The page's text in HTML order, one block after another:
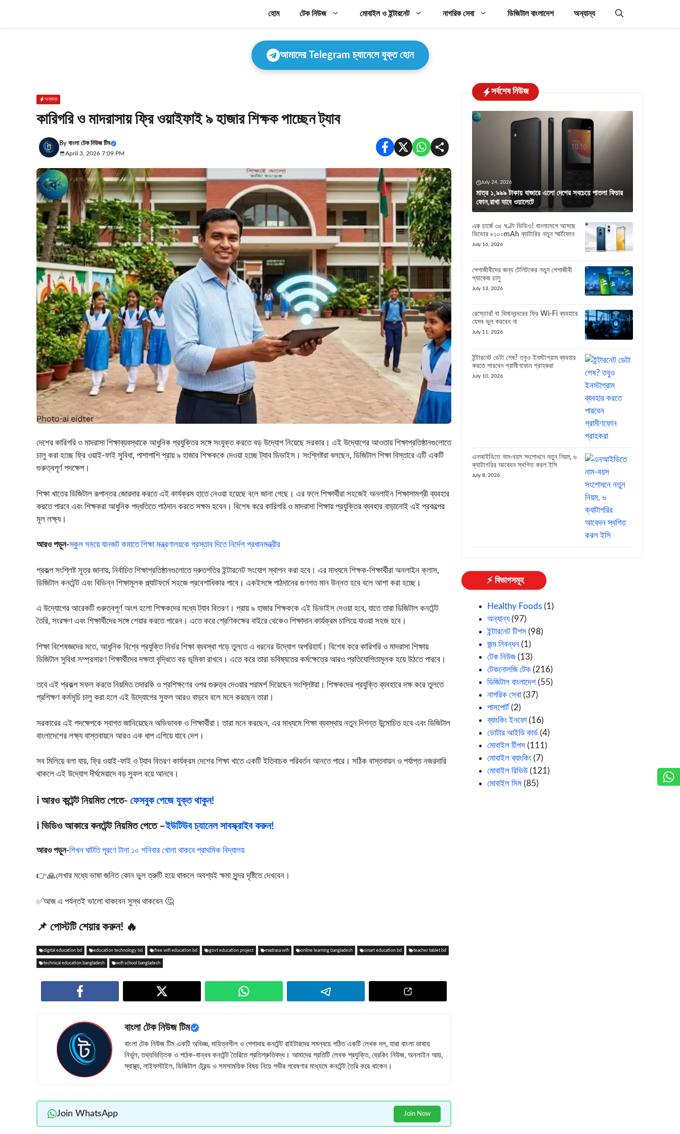
content
হোম টেক নিউজ মোবাইল ও ইন্টারনেট নাগরিক সেবা ডিজিটাল বাংলাদেশ অন্যান্য
আমাদের Telegram চ্যানেলে যুক্ত হোন
অন্যান্য
কারিগরি ও মাদরাসায় ফ্রি ওয়াইফাই ৯ হাজার শিক্ষক পাচ্ছেন ট্যাব
By বাংলা টেক নিউজ টিম
April 3, 2026 7:09 PM
দেশের কারিগরি ও মাদরাসা শিক্ষাব্যবস্থাকে আধুনিক প্রযুক্তির সঙ্গে সংযুক্ত করতে বড় উদ্যোগ নিয়েছে সরকার। এই উদ্যোগের আওতায় শিক্ষাপ্রতিষ্ঠানগুলোতে
চালু করা হচ্ছে ফ্রি ওয়াই-ফাই সুবিধা, পাশাপাশি প্রায় ৯ হাজার শিক্ষককে দেওয়া হচ্ছে ট্যাব ডিভাইস। সংশ্লিষ্টরা বলছেন, ডিজিটাল শিক্ষা বিস্তারে এটি একটি
গুরুত্বপূর্ণ পদক্ষেপ।
শিক্ষা খাতের ডিজিটাল রূপান্তর জোরদার করতে এই কার্যক্রম হাতে নেওয়া হয়েছে বলে জানা গেছে। এর ফলে শিক্ষার্থীরা সহজেই অনলাইন শিক্ষাসামগ্রী ব্যবহার
করতে পারবে এবং শিক্ষকরা আধুনিক পদ্ধতিতে পাঠদান করতে সক্ষম হবেন। বিশেষ করে কারিগরি ও মাদরাসা শিক্ষায় প্রযুক্তির ব্যবহার বাড়ানোই এই প্রকল্পের
মূল লক্ষ্য।
আরও পড়ুন-স্কুল সময়ে যানজট কমাতে শিক্ষা মন্ত্রণালয়কে প্রস্তাব দিতে নির্দেশ প্রধানমন্ত্রীর
প্রকল্প সংশ্লিষ্ট সূত্র জানায়, নির্বাচিত শিক্ষাপ্রতিষ্ঠানগুলোতে দ্রুতগতির ইন্টারনেট সংযোগ স্থাপন করা হবে। এর মাধ্যমে শিক্ষক-শিক্ষার্থীরা অনলাইন ক্লাস,
ডিজিটাল কনটেন্ট এবং বিভিন্ন শিক্ষামূলক প্ল্যাটফর্মে সহজে প্রবেশাধিকার পাবে। একইসঙ্গে পাঠদানের গুণগত মান উন্নত হবে বলে আশা করা হচ্ছে।
এ উদ্যোগের আরেকটি গুরুত্বপূর্ণ অংশ হলো শিক্ষকদের মধ্যে ট্যাব বিতরণ। প্রায় ৯ হাজার শিক্ষককে এই ডিভাইস দেওয়া হবে, যাতে তারা ডিজিটাল কনটেন্ট
তৈরি, সংরক্ষণ এবং শিক্ষার্থীদের সঙ্গে শেয়ার করতে পারেন। এতে করে শ্রেণিকক্ষের বাইরে থেকেও শিক্ষাদান কার্যক্রম চালিয়ে যাওয়া সহজ হবে।
শিক্ষা বিশেষজ্ঞদের মতে, আধুনিক বিশ্বে প্রযুক্তি নির্ভর শিক্ষা ব্যবস্থা গড়ে তুলতে এ ধরনের উদ্যোগ অপরিহার্য। বিশেষ করে কারিগরি ও মাদরাসা শিক্ষায়
ডিজিটাল সুবিধা সম্প্রসারণ শিক্ষার্থীদের দক্ষতা বৃদ্ধিতে বড় ভূমিকা রাখবে। এতে করে তারা ভবিষ্যতের কর্মক্ষেত্রে আরও প্রতিযোগিতামূলক হয়ে উঠতে পারবে।
তবে এই প্রকল্প সফল করতে নিয়মিত তদারকি ও প্রশিক্ষণের ওপর গুরুত্ব দেওয়ার পরামর্শ দিয়েছেন সংশ্লিষ্টরা। শিক্ষকদের প্রযুক্তি ব্যবহারে দক্ষ করে তুলতে
প্রশিক্ষণ কর্মসূচি চালু করা হলে এই উদ্যোগের সুফল আরও বাড়বে বলে মনে করছেন তারা।
সরকারের এই পদক্ষেপকে স্বাগত জানিয়েছেন অভিভাবক ও শিক্ষার্থীরা। তারা মনে করছেন, এর মাধ্যমে শিক্ষা ব্যবস্থায় নতুন দিগন্ত উন্মোচিত হবে এবং ডিজিটাল
বাংলাদেশের লক্ষ্য বাস্তবায়নে আরও এক ধাপ এগিয়ে যাবে দেশ।
সব মিলিয়ে বলা যায়, ফ্রি ওয়াই-ফাই ও ট্যাব বিতরণ কার্যক্রম দেশের শিক্ষা খাতে একটি ইতিবাচক পরিবর্তন আনতে পারে। সঠিক বাস্তবায়ন ও পর্যাপ্ত নজরদারি
থাকলে এই উদ্যোগ দীর্ঘমেয়াদে বড় সুফল বয়ে আনবে।
ℹ️ আরও কন্টেন্ট নিয়মিত পেতে- ফেসবুক পেজে যুক্ত থাকুন!
ℹ️ ভিডিও আকারে কনটেন্ট নিয়মিত পেতে –ইউটিউব চ্যানেল সাবস্ক্রাইব করুন!
আরও পড়ুন-শিখন ঘাটতি পূরণে টানা ১০ শনিবার খোলা থাকবে প্রাথমিক বিদ্যালয়
👉🙏লেখার মধ্যে ভাষা জনিত কোন ভুল ত্রুটি হয়ে থাকলে অবশ্যই ক্ষমা সুন্দর দৃষ্টিতে দেখবেন।
✅আজ এ পর্যন্তই ভালো থাকবেন সুস্থ থাকবেন 🤔
📌 পোস্টটি শেয়ার করুন! 🔥
digital education bd education technology bd free wifi education bd govt education project madrasa wifi online learning bangladesh smart education bd teacher tablet bd
technical education bangladesh wifi school bangladesh
বাংলা টেক নিউজ টিম
বাংলা টেক নিউজ টিম একটি অভিজ্ঞ, দায়িত্বশীল ও পেশাদার কনটেন্ট রাইটারদের সমন্বয়ে গঠিত একটি লেখক দল, যারা বাংলা ভাষায়
নির্ভুল, তথ্যভিত্তিক ও পাঠক-বান্ধব কনটেন্ট তৈরিতে প্রতিশ্রুতিবদ্ধ। আমাদের প্রতিটি লেখক প্রযুক্তি, ব্রেকিং নিউজ, অনলাইন আয়,
স্বাস্থ্য, লাইফস্টাইল, ডিজিটাল ট্রেন্ড ও সমসাময়িক বিষয় নিয়ে গভীর গবেষণার মাধ্যমে কনটেন্ট তৈরি করে থাকেন।
Join WhatsApp Join Now
সর্বশেষ নিউজ
July 24, 2026
মাত্র ১,৯৯৯ টাকায় বাজারে এলো দেশের সবচেয়ে পাতলা ফিচার
ফোন,রাখা যাবে ওয়ালেটে
এক চার্জে ৩৫ ঘণ্টা ভিডিও! বাংলাদেশে আসছে
ভিভোর ৮১০০mAh ব্যাটারির নতুন স্মার্টফোন
July 16, 2026
পেশাজীবীদের জন্য টেলিটকের নতুন পেশাজীবী
প্যাকেজ চালু
July 13, 2026
রেস্তোরাঁ বা বিমানবন্দরের ফ্রি Wi-Fi ব্যবহারে
যেসব ভুল করবেন না
July 11, 2026
ইন্টারনেট ডেটা শেষ? তবুও ইনস্টাগ্রাম ব্যবহার
করতে পারবেন গ্রামীণফোন গ্রাহকরা
July 10, 2026
এনআইডিতে নাম-বয়স সংশোধনে নতুন নিয়ম, ৬
ক্যাটাগরির আবেদন স্থগিত করল ইসি
July 8, 2026
⚡ বিভাগসমূহ
Healthy Foods (1)
অন্যান্য(97)
ইন্টারনেট টিপস (98)
জন্ম নিবন্ধন (1)
টেক নিউজ(13)
টেকনোলজি টেক (216)
ডিজিটাল বাংলাদেশ (55)
নাগরিক সেবা(37)
পাসপোর্ট (2)
ব্যাংকিং ইনফো(16)
ভোটার আইডি কার্ড (4)
মোবাইল টিপস (111)
মোবাইল ব্যাংকিং (7)
মোবাইল রিভিউ (121)
মোবাইল সিম (85)